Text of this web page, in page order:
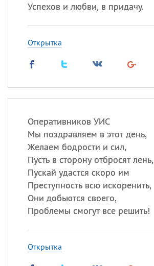
Успехов и любви, в придачу.
Открытка
Оперативников УИС
Мы поздравляем в этот день,
Желаем бодрости и сил,
Пусть в сторону отбросят лень,
Пускай удастся скоро им
Преступность всю искоренить,
Они добьются своего,
Проблемы смогут все решить!
Открытка